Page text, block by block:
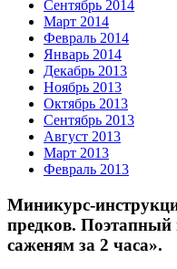
Сентябрь 2014
Март 2014
Февраль 2014
Январь 2014
Декабрь 2013
Ноябрь 2013
Октябрь 2013
Сентябрь 2013
Август 2013
Март 2013
Февраль 2013
Миникурс-
предков. Поэтапный
саженям за 2 часа».